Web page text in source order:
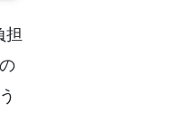
担